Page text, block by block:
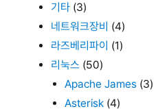
기타 (3)
네트워크장비 (4)
라즈베리파이 (1)
리눅스 (50)
Apache James (3)
Asterisk (4)